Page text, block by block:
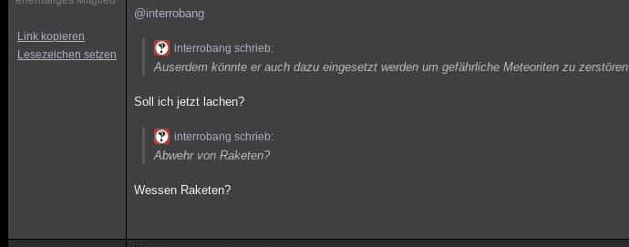
Link kopieren
Lesezeichen setzen
@interrobang
interrobang schrieb:
Auserdem könnte er auch dazu eingesetzt werden um gefährliche Meteoriten zu zerstören
Soll ich jetzt lachen?
interrobang schrieb:
Abwehr von Raketen?
Wessen Raketen?